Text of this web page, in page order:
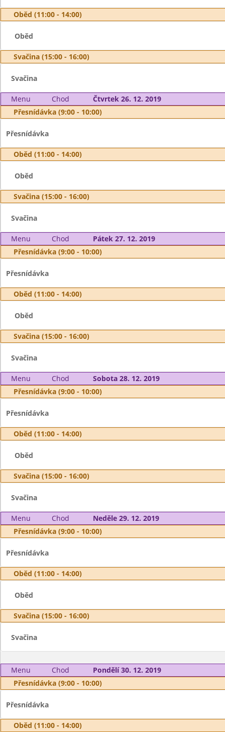
Oběd (11:00 - 14:00)
Oběd
Svačina (15:00 - 16:00)
Svačina
Menu Chod
Čtvrtek 26. 12. 2019
Přesnídávka (9:00 - 10:00)
Přesnídávka
Oběd (11:00 - 14:00)
Oběd
Svačina (15:00 - 16:00)
Svačina
Menu Chod
Pátek 27. 12. 2019
Přesnídávka (9:00 - 10:00)
Přesnídávka
Oběd (11:00 - 14:00)
Oběd
Svačina (15:00 - 16:00)
Svačina
Menu Chod
Sobota 28. 12. 2019
Přesnídávka (9:00 - 10:00)
Přesnídávka
Oběd (11:00 - 14:00)
Oběd
Svačina (15:00 - 16:00)
Svačina
Menu Chod
Neděle 29. 12. 2019
Přesnídávka (9:00 - 10:00)
Přesnídávka
Oběd (11:00 - 14:00)
Oběd
Svačina (15:00 - 16:00)
Svačina
Menu Chod
Pondělí 30. 12. 2019
Přesnídávka (9:00 - 10:00)
Přesnídávka
Oběd (11:00 - 14:00)